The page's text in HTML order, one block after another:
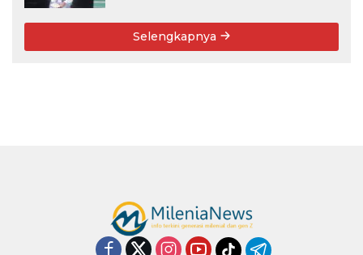
Selengkapnya